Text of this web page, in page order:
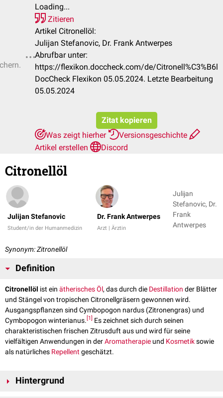
Loading...
Zitieren
Artikel Citronellöl:
Julijan Stefanovic, Dr. Frank Antwerpes
Abrufbar unter:
https://flexikon.doccheck.com/de/Citronell%C3%B6l
DocCheck Flexikon 05.05.2024. Letzte Bearbeitung
05.05.2024
Zitat kopieren
Was zeigt hierher
Versionsgeschichte
Artikel erstellen
Discord
Citronellöl
Julijan Stefanovic
Student/in der Humanmedizin
Dr. Frank Antwerpes
Arzt | Ärztin
Julijan
Stefanovic, Dr.
Frank
Antwerpes
Synonym: Zitronellöl
Definition
Citronellöl ist ein ätherisches Öl, das durch die Destillation der Blätter
und Stängel von tropischen Citronellgräsern gewonnen wird.
Ausgangspflanzen sind Cymbopogon nardus (Zitronengras) und
Cymbopogon winterianus. 1
Es zeichnet sich durch seinen
charakteristischen frischen Zitrusduft aus und wird für seine
vielfältigen Anwendungen in derAromatherapie und Kosmetiksowie
als natürliches Repellentgeschätzt.
Hintergrund